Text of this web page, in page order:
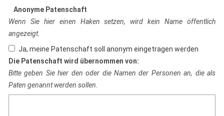
Anonyme Patenschaft
Wenn Sie hier einen Haken setzen, wird kein Name öffentlich
angezeigt.
Ja, meine Patenschaft soll anonym eingetragen werden
Die Patenschaft wird übernommen von:
Bitte geben Sie hier den oder die Namen der Personen an, die als
Paten genannt werden sollen.